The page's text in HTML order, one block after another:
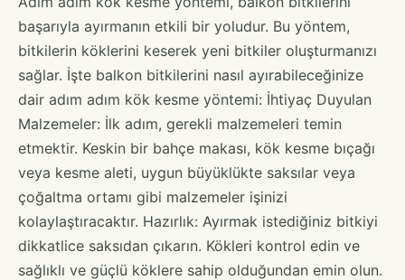
başarıyla ayırmanın etkili bir yoludur. Bu yöntem,
bitkilerin köklerini keserek yeni bitkiler oluşturmanızı
sağlar. İşte balkon bitkilerini nasıl ayırabileceğinize
dair adım adım kök kesme yöntemi: İhtiyaç Duyulan
Malzemeler: İlk adım, gerekli malzemeleri temin
etmektir. Keskin bir bahçe makası, kök kesme bıçağı
veya kesme aleti, uygun büyüklükte saksılar veya
çoğaltma ortamı gibi malzemeler işinizi
kolaylaştıracaktır. Hazırlık: Ayırmak istediğiniz bitkiyi
dikkatlice saksıdan çıkarın. Kökleri kontrol edin ve
sağlıklı ve güçlü köklere sahip olduğundan emin olun.